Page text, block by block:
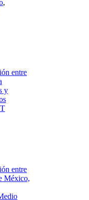
,
entre
y
entre
México,